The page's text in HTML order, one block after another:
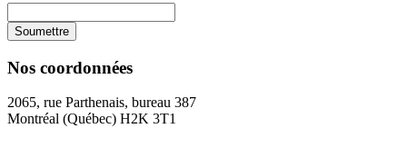
Nos coordonnées
2065, rue Parthenais, bureau 387
Montréal (Québec) H2K 3T1